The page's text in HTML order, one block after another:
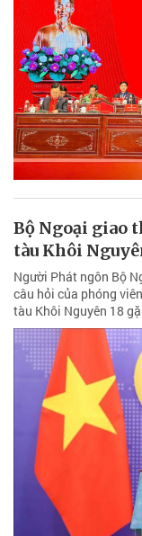
Bộ Ngoại giao
tàu Khôi
Người Phát ngôn Bộ
câu hỏi của phóng
tàu Khôi Nguyên 18